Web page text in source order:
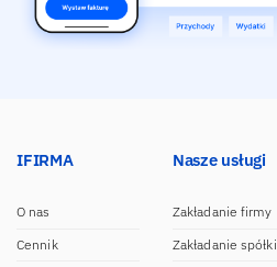
IFIRMA
O nas
Cennik
Nasze usługi
Zakładanie firmy
Zakładanie spółki